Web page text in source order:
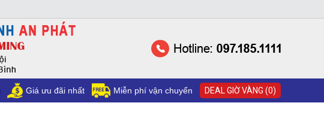
DEAL GIỜ VÀNG (0)
Miễn phí vận chuyển
Giá ưu đãi nhất